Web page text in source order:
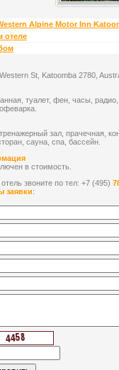
Alpine Motor Inn
отеле
St, Katoomba 2780,
туалет, фен, часы, радио,
зал, прачечная,
сауна, спа, бассейн.
в стоимость.
звоните по тел: +7 (495)
заявки: